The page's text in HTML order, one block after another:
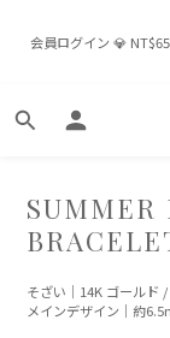
ドジ
会員ログイン 💎
✈️ 送料無料：台湾
ドジュ
SUMMER
そざい｜14K ゴールド
メインデザイン｜約